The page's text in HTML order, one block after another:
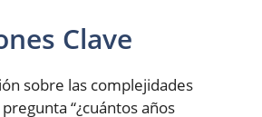
Clave
sobre las complejidades
“¿cuántos años